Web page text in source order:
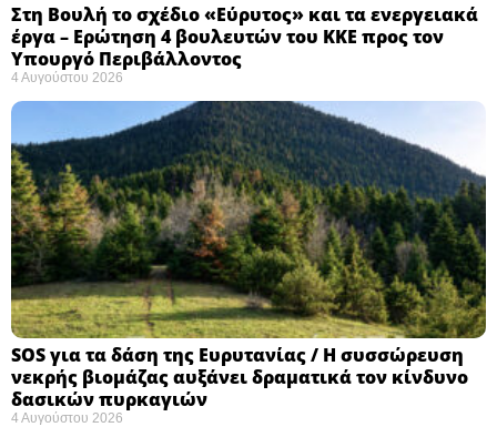
Στη Βουλή το σχέδιο «Εύρυτος» και τα ενεργειακά
έργα – Ερώτηση 4 βουλευτών του ΚΚΕ προς τον
Υπουργό Περιβάλλοντος
4 Αυγούστου 2026
SOS για τα δάση της Ευρυτανίας / Η συσσώρευση
νεκρής βιομάζας αυξάνει δραματικά τον κίνδυνο
δασικών πυρκαγιών
4 Αυγούστου 2026